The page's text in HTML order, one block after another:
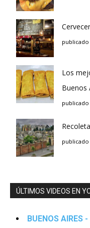
publicado
Los
Buenos
publicado
Recoleta
ÚLTIMOS VIDEOS EN
BUENOS